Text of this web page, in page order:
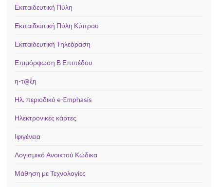
Εκπαιδευτική Πύλη
Εκπαιδευτική Πύλη Κύπρου
Εκπαιδευτική Τηλεόραση
Επιμόρφωση Β Επιπέδου
η-τ@ξη
Ηλ. περιοδικό e-Emphasis
Ηλεκτρονικές κάρτες
Ιφιγένεια
Λογισμικό Ανοικτού Κώδικα
Μάθηση με Τεχνολογίες